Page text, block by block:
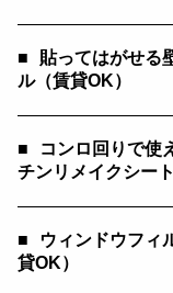
■
貼ってはがせる
ル（賃貸OK）
■
コンロ回りで使
チンリメイクシート
■
ウィンドウフィ
貸OK）